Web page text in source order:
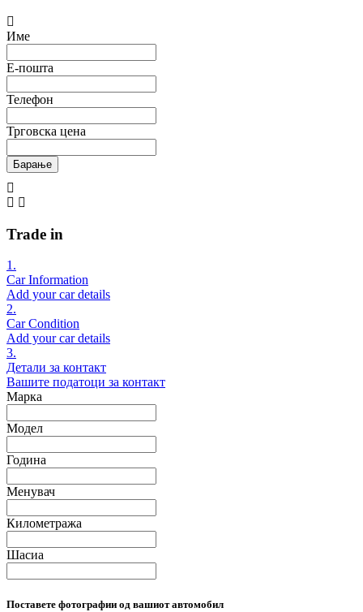
Име
Е-пошта
Телефон
Трговска цена
Барање
Trade in
1.
Car Information
Add your car details
2.
Car Condition
Add your car details
3.
Детали за контакт
Вашите податоци за контакт
Марка
Модел
Година
Менувач
Километража
Шасиа
Поставете фотографии од вашиот автомобил